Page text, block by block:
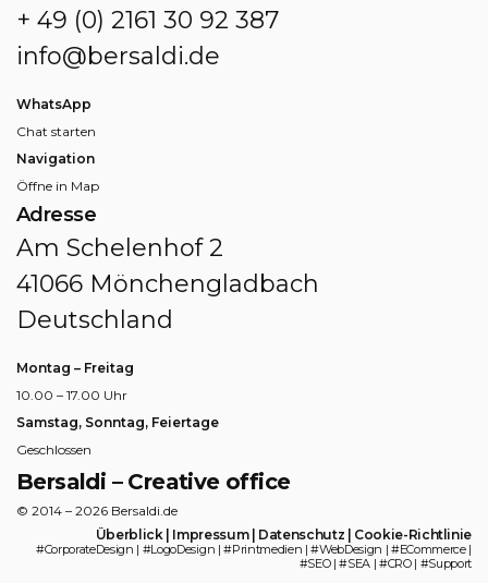
+ 49 (0) 2161 30 92 387
info@bersaldi.de
WhatsApp
Chat starten
Navigation
Öffne in Map
Adresse
Am Schelenhof 2
41066 Mönchengladbach
Deutschland
Montag – Freitag
10.00 – 17.00 Uhr
Samstag, Sonntag, Feiertage
Geschlossen
Bersaldi – Creative office
© 2014 – 2026 Bersaldi.de
Überblick| Impressum| Datenschutz Cookie-Richtlinie
#CorporateDesign | #LogoDesign | #Printmedien | #WebDesign | #ECommerce |
#SEO | #SEA | #CRO | #Support